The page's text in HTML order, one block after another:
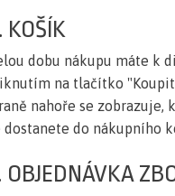
KOŠÍK
dobu nákupu máte k
na tlačítko
nahoře se
dostanete do nákupního
OBJEDNÁVKA